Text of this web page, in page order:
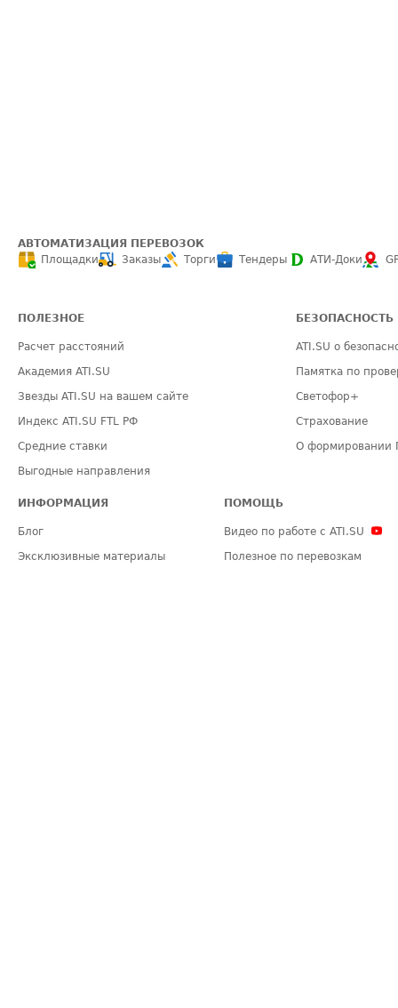
АВТОМАТИЗАЦИЯ ПЕРЕВОЗОК
Площадки
Заказы Торги Тендеры АТИ-Доки
ПОЛЕЗНОЕ
Расчет расстояний
Академия ATI.SU
Звезды ATI.SU на вашем сайте
Индекс ATI.SU FTL РФ
Средние ставки
Выгодные направления
БЕЗОПАСНОСТЬ
ATI.SU о
Памятка по
Светофор+
Страхование
О формировании
ИНФОРМАЦИЯ
Блог
Эксклюзивные материалы
ПОМОЩЬ
Видео по работе с ATI.SU
Полезное по перевозкам